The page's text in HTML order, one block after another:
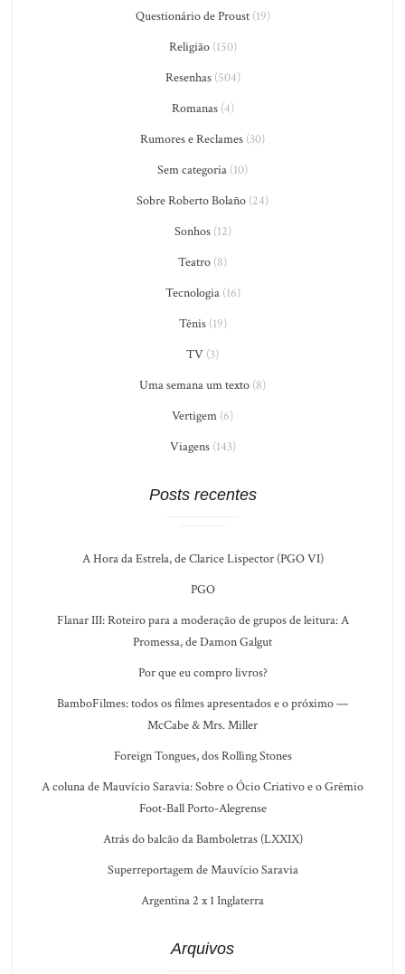
Questionário de Proust(19)
Religião(150)
Resenhas(504)
Romanas(4)
Rumores e Reclames (30)
Sem categoria (10)
Sobre Roberto Bolaño (24)
Sonhos(12)
Teatro (8)
Tecnologia(16)
Tênis(19)
TV (3)
Uma semana um texto (8)
Vertigem (6)
Viagens(143)
Posts recentes
A Hora da Estrela, de Clarice Lispector (PGO VI)
PGO
Flanar III: Roteiro para a moderação de grupos de leitura: A
Promessa, de Damon Galgut
Por que eu compro livros?
BamboFilmes: todos os filmes apresentados e o próximo —
McCabe & Mrs. Miller
Foreign Tongues, dos Rolling Stones
A coluna de Mauvício Saravia: Sobre o Ócio Criativo e o Grêmio
Foot-Ball Porto-Alegrense
Atrás do balcão da Bamboletras (LXXIX)
Superreportagem de Mauvício Saravia
Argentina 2 x 1 Inglaterra
Arquivos